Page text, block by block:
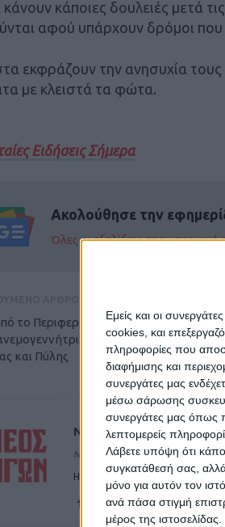
Εμείς και οι
cookies, και
πληροφορίες που
διαφήμισης και
συνεργάτες μας
μέσω σάρωσης
συνεργάτες μας όπως
λεπτομερείς
Λάβετε υπόψη ότι
συγκατάθεσή σας, αλλά
μόνο για αυτόν τον
ανά πάσα στιγμή
μέρος της ιστοσελίδας.
κάνουν κάποιες δουλειές μετά
αφού υπάρχουν δρόμοι που
εκφράζουν την ανησυχία
με κλειστά τα φώτα.
Ειδήσεις Σήμερα
Ακολούθησε την
Όλες οι εξελίξεις στην
το Περιφερειακό Συμβούλιο σε ΜΠΕ
στους Δήμους
και Πύλης
ΝΕΟΣ ΑΓΩΝ
https://neosagon.gr
Η Αρχαιότερη Καθημερινή